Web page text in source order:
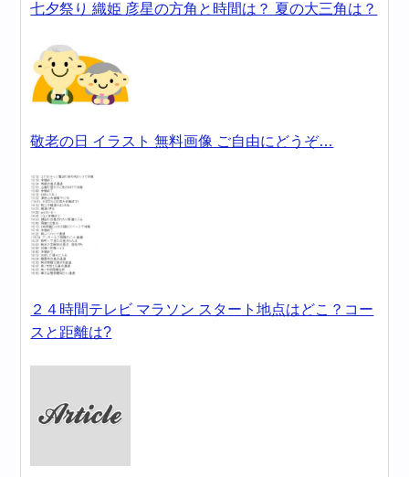
七夕祭り 織姫 彦星の方角と時間は？ 夏の大三角は？
敬老の日 イラスト 無料画像 ご自由にどうぞ…
２４時間テレビ マラソン スタート地点はどこ？コー
スと距離は?